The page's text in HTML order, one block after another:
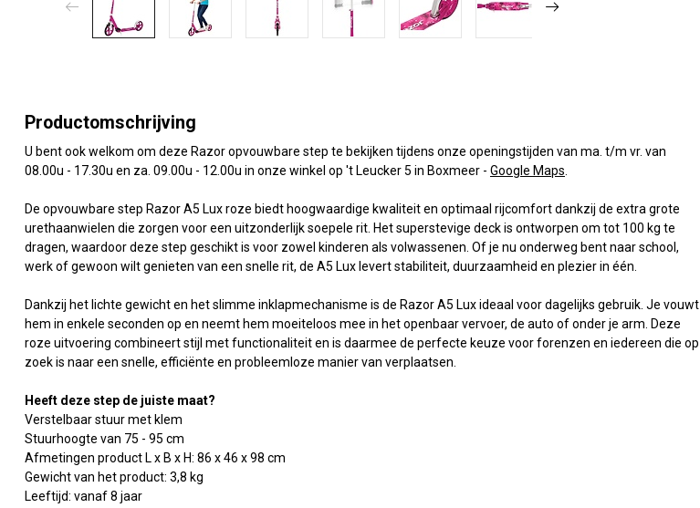
Productomschrijving
U bent ook welkom om deze Razor opvouwbare step te bekijken tijdens onze openingstijden van ma. t/m vr. van
08.00u - 17.30u en za. 09.00u - 12.00u in onze winkel op 't Leucker 5 in Boxmeer - Google Maps
De opvouwbare step Razor A5 Lux roze biedt hoogwaardige kwaliteit en optimaal rijcomfort dankzij de extra grote
urethaanwielen die zorgen voor een uitzonderlijk soepele rit. Het superstevige deck is ontworpen om tot 100 kg te
dragen, waardoor deze step geschikt is voor zowel kinderen als volwassenen. Of je nu onderweg bent naar school,
werk of gewoon wilt genieten van een snelle rit, de A5 Lux levert stabiliteit, duurzaamheid en plezier in één.
Dankzij het lichte gewicht en het slimme inklapmechanisme is de Razor A5 Lux ideaal voor dagelijks gebruik. Je vouwt
hem in enkele seconden op en neemt hem moeiteloos mee in het openbaar vervoer, de auto of onder je arm. Deze
roze uitvoering combineert stijl met functionaliteit en is daarmee de perfecte keuze voor forenzen en iedereen die op
zoek is naar een snelle, efficiënte en probleemloze manier van verplaatsen.
Heeft deze step de juiste maat?
Verstelbaar stuur met klem
Stuurhoogte van 75 - 95 cm
Afmetingen product L x B x H: 86 x 46 x 98 cm
Gewicht van het product: 3,8 kg
Leeftijd: vanaf 8 jaar